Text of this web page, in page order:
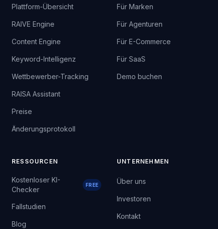
Plattform-Übersicht
RAIVE Engine
Content Engine
Keyword-Intelligenz
Wettbewerber-Tracking
RAISA Assistant
Preise
Änderungsprotokoll
Für Marken
Für Agenturen
Für E-Commerce
Für SaaS
Demo buchen
RESSOURCEN
Kostenloser KI-
Checker
FREE
Fallstudien
Blog
UNTERNEHMEN
Über uns
Investoren
Kontakt